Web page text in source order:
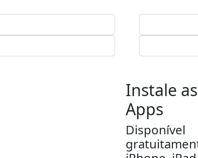
Instale
Apps
Disponível